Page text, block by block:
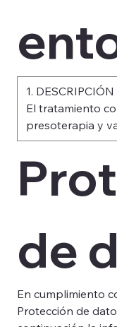
de
En cumplimiento
Protección de